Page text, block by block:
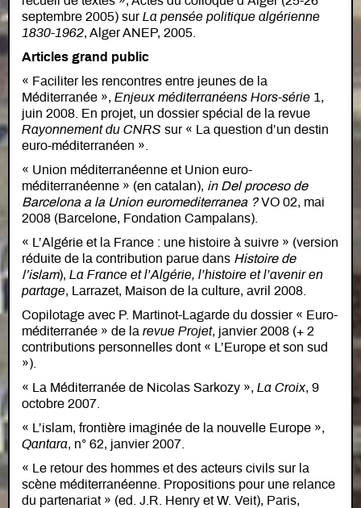
septembre 2005) surLa pensée politique algérienne
1830-1962, Alger ANEP, 2005.
Articles grand public
« Faciliter les rencontres entre jeunes de la
Méditerranée », Enjeux méditerranéens Hors-série 1,
juin 2008. En projet, un dossier spécial de la revue
Rayonnement du CNRS sur « La question d’un destin
euro-méditerranéen ».
« Union méditerranéenne et Union euro-
méditerranéenne » (en catalan), in Del proceso de
Barcelona a la Union euromediterranea ?VO 02, mai
2008 (Barcelone, Fondation Campalans).
« L’Algérie et la France : une histoire à suivre » (version
réduite de la contribution parue dans Histoire de
l’islam), La France et l’Algérie, l’histoire et l’avenir en
partage, Larrazet, Maison de la culture, avril 2008.
Copilotage avec P. Martinot-Lagarde du dossier « Euro-
méditerranée » de la revue Projet, janvier 2008 (+ 2
contributions personnelles dont « L’Europe et son sud
»).
« La Méditerranée de Nicolas Sarkozy », La Croix, 9
octobre 2007.
« L’islam, frontière imaginée de la nouvelle Europe »,
Qantara, n° 62, janvier 2007.
« Le retour des hommes et des acteurs civils sur la
scène méditerranéenne. Propositions pour une relance
du partenariat » (ed. J.R. Henry et W. Veit), Paris,